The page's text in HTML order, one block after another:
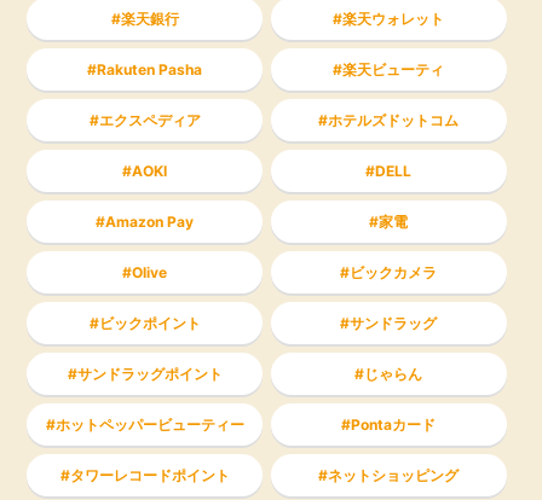
楽天銀行 楽天ウォレット
Rakuten Pasha 楽天ビューティ
エクスペディア ホテルズドットコム
AOKI DELL
Amazon Pay 家電
Olive ビックカメラ
ビックポイント サンドラッグ
サンドラッグポイント じゃらん
ホットペッパービューティー Pontaカード
タワーレコードポイント ネットショッピング